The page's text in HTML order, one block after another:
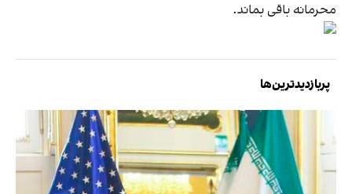
محرمانه باقی بماند.
پربازدیدترین‌ها